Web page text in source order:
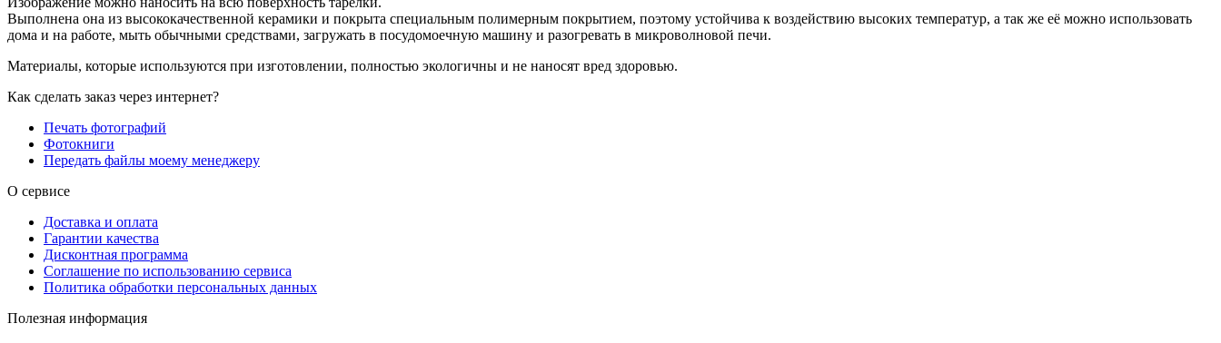
Выполнена она из высококачественной керамики и покрыта специальным полимерным покрытием, поэтому устойчива к воздействию высоких температур, а так же её можно использовать
дома и на работе, мыть обычными средствами, загружать в посудомоечную машину и разогревать в микроволновой печи.
Материалы, которые используются при изготовлении, полностью экологичны и не наносят вред здоровью.
Как сделать заказ через интернет?
Печать фотографий
Фотокниги
Передать файлы моему менеджеру
О сервисе
Доставка и оплата
Гарантии качества
Дисконтная программа
Соглашение по использованию сервиса
Политика обработки персональных данных
Полезная информация